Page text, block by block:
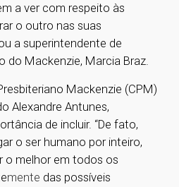
a ver com respeito às
o outro nas suas
a superintendente de
do Mackenzie, Marcia Braz.
Mackenzie (CPM)
Alexandre Antunes,
de incluir. “De fato,
o ser humano por inteiro,
o melhor em todos os
mente das possíveis